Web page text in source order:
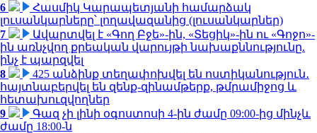
6
Հասմիկ Կարապետյանի համարձակ
լուսանկարները՝ լողավազանից (լուսանկարներ)
7
Ավարտվել է «Գող Բջե»-ին, «Տեցիկ»-ին ու «Գոջո»-
ին առնչվող քրեական վարույթի նախաքննությունը.
ինչ է պարզվել
8
425 անձինք տեղափոխվել են ոստիկանություն․
հայտնաբերվել են զենք-զինամթերք, թմրամիջոց և
հետախուզվողներ
9
Գազ չի լինի օգոստոսի 4-ին ժամը 09:00-ից մինչև
ժամը 18:00-ն